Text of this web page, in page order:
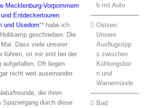
Mecklenburg-Vorpommern
Entdeckertouren
und Usedom“* habe ich
geschrieben. Die
Dass viele unserer
führen, ist mir erst bei der
aufgefallen. Oft liegen
nicht weit auseinander.
die ihren
durch diese
b mit Auto
Ostsee:
Unsere
Ausflugstipp
s zwischen
Kühlungsbor
n und
Warnemünde
Bad